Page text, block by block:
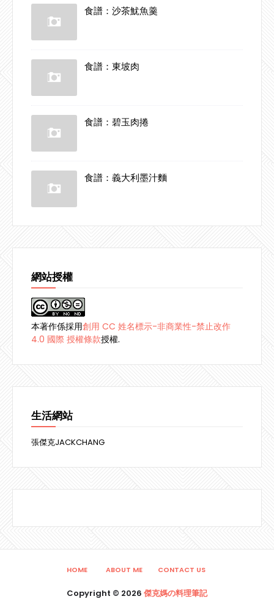
食譜：沙茶魷魚羹
食譜：東坡肉
食譜：碧玉肉捲
食譜：義大利墨汁麵
網站授權
本著作係採用創用 CC 姓名標示-非商業性-禁止改作
4.0 國際 授權條款授權.
生活網站
張傑克JACKCHANG
HOME ABOUT ME CONTACT US
Copyright © 2026 傑克媽の料理筆記